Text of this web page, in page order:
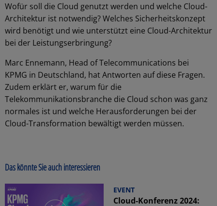
Wofür soll die Cloud genutzt werden und welche Cloud-
Architektur ist notwendig? Welches Sicherheitskonzept
wird benötigt und wie unterstützt eine Cloud-Architektur
bei der Leistungserbringung?
Marc Ennemann, Head of Telecommunications bei
KPMG in Deutschland, hat Antworten auf diese Fragen.
Zudem erklärt er, warum für die
Telekommunikationsbranche die Cloud schon was ganz
normales ist und welche Herausforderungen bei der
Cloud-Transformation bewältigt werden müssen.
Das könnte Sie auch interessieren
EVENT
Cloud-Konferenz 2024: